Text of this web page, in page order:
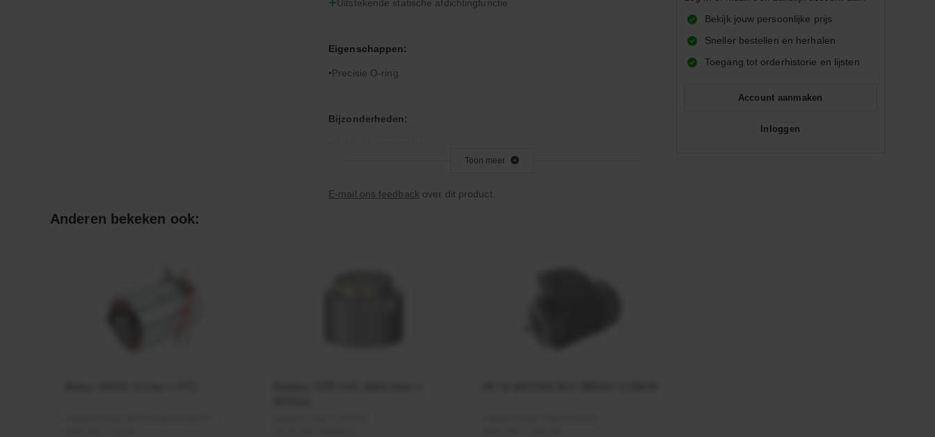
Uitstekende statische afdichtingfunctie
Eigenschappen:
Precisie O-ring
Bijzonderheden:
Toepassingsgebied:
Toon meer
E-mail ons feedback over dit product.
Bekijk jouw persoonlijke prijs
Sneller bestellen en herhalen
Toegang tot orderhistorie en lijsten
Account aanmaken
Inloggen
Anderen bekeken ook: